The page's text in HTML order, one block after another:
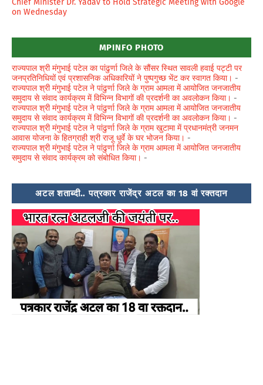
Chief Minister Dr. Yadav to Hold Strategic Meeting with Google
on Wednesday
MPINFO PHOTO
राज्यपाल श्री मंगुभाई पटेल का पांढुर्णा जिले के सौंसर स्थित सावली हवाई पट्टी पर
जनप्रतिनिधियों एवं प्रशासनिक अधिकारियों ने पुष्पगुच्छ भेंट कर स्वागत किया। -
राज्यपाल श्री मंगुभाई पटेल ने पांढुर्णा जिले के ग्राम आमला में आयोजित जनजातीय
समुदाय से संवाद कार्यक्रम में विभिन्न विभागों की प्रदर्शनी का अवलोकन किया। -
राज्यपाल श्री मंगुभाई पटेल ने पांढुर्णा जिले के ग्राम आमला में आयोजित जनजातीय
समुदाय से संवाद कार्यक्रम में विभिन्न विभागों की प्रदर्शनी का अवलोकन किया। -
राज्यपाल श्री मंगुभाई पटेल ने पांढुर्णा जिले के ग्राम खुटामा में प्रधानमंत्री जनमन
आवास योजना के हितग्राही श्री राजू धुर्वे के घर भोजन किया। -
राज्यपाल श्री मंगुभाई पटेल ने पांढुर्णा जिले के ग्राम आमला में आयोजित जनजातीय
समुदाय से संवाद कार्यक्रम को संबोधित किया। -
अटल शताब्दी.. पत्रकार राजेंद्र अटल का 18 वां रक्तदान